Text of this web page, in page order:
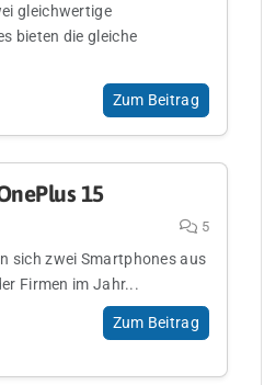
gleichwertige
bieten die gleiche
Zum Beitrag
15
5
sich zwei Smartphones aus
Firmen im Jahr...
Zum Beitrag